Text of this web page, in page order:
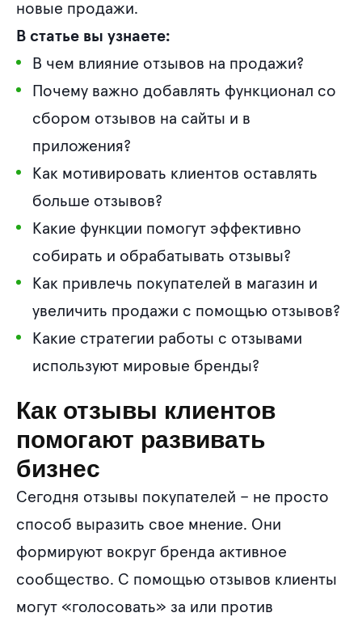
новые продажи.
В статье вы узнаете:
В чем влияние отзывов на продажи?
Почему важно добавлять функционал со
сбором отзывов на сайты и в
приложения?
Как мотивировать клиентов оставлять
больше отзывов?
Какие функции помогут эффективно
собирать и обрабатывать отзывы?
Как привлечь покупателей в магазин​ и
увеличить продажи с помощью отзывов?
Какие стратегии работы с отзывами
используют мировые бренды?
Как отзывы клиентов
помогают развивать
бизнес
Сегодня отзывы покупателей – не просто
способ выразить свое мнение. Они
формируют вокруг бренда активное
сообщество. С помощью отзывов клиенты
могут «голосовать» за или против